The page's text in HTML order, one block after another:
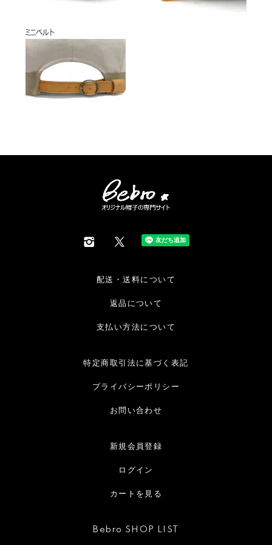
配送・送料について
返品について
支払い方法について
特定商取引法に基づく表記
プライバシーポリシー
お問い合わせ
新規会員登録
ログイン
カートを見る
Bebro SHOP LIST